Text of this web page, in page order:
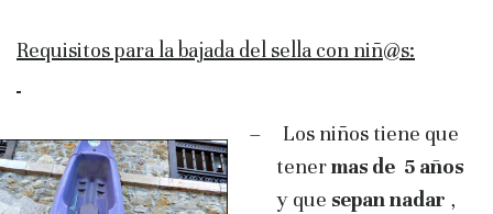
Requisitos para la bajada del sella con niñ@s:
–
Los niños tiene que
tenermas de 5 años
y que sepan nadar ,